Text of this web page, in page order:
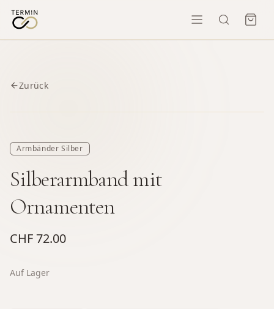
Zurück
Armbänder Silber
Silberarmband mit
Ornamenten
CHF 72.00
Auf Lager